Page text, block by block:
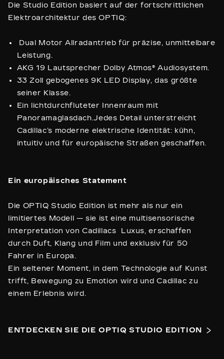
Die Studio Edition basiert auf der fortschrittlichen
Elektroarchitektur des OPTIQ:
Dual Motor Allradantrieb für präzise, unmittelbare
Leistung.
AKG 19 Lautsprecher Dolby Atmos® Audiosystem.
33 Zoll gebogenes 9K LED Display, das größte
seiner Klasse.
Ein lichtdurchfluteter Innenraum mit
Panoramaglasdach.Jedes Detail unterstreicht
Cadillac’s moderne elektrische Identität: kühn,
intuitiv und für europäische Straßen geschaffen.
Ein europäisches Statement
Die OPTIQ Studio Edition ist mehr als nur ein
limitiertes Modell — sie ist eine multisensorische
Interpretation von Cadillacs Luxus, erschaffen
durch Duft, Klang und Film und exklusiv für 50
Fahrer in Europa.
Ein seltener Moment, in dem Technologie auf Kunst
trifft, Bewegung zu Emotion wird und Cadillac zu
einem Erlebnis wird.
ENTDECKEN SIE DIE OPTIQ STUDIO EDITION